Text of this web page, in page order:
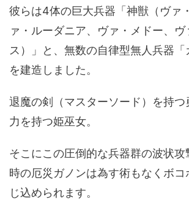
彼らは4体の巨大兵器「神獣（ヴァ
ァ・ルーダニア、ヴァ・メドー、ヴ
ス）」と、無数の自律型無人兵器「
を建造しました。
退魔の剣（マスターソード）を持
力を持つ姫巫女。
そこにこの圧倒的な兵器群の波状攻
時の厄災ガノンは為す術もなくボ
じ込められます。